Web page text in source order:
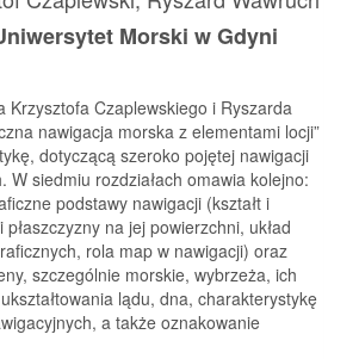
Morski w Gdyni
Krzysztofa Czaplewskiego i Ryszarda
nawigacja morska z elementami locji”
dotyczącą szeroko pojętej nawigacji
W siedmiu rozdziałach omawia kolejno:
podstawy nawigacji (kształt i
na jej powierzchni, układ
rola map w nawigacji) oraz
szczególnie morskie, wybrzeża, ich
lądu, dna, charakterystykę
a także oznakowanie